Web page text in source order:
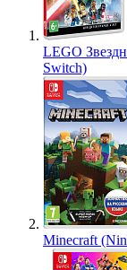
LEGO
Switch)
Minecraft